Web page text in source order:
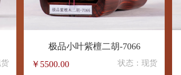
极品小叶紫檀二胡-7066
￥5500.00
状态：现货